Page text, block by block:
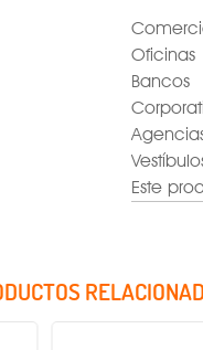
Oficinas
Bancos
Este
Factor